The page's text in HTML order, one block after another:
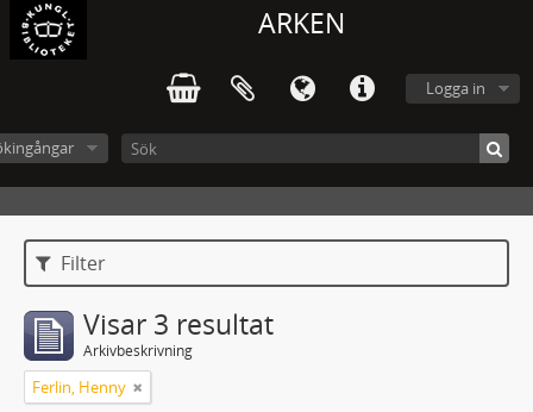
ARKEN
Logga in
Filter
Visar 3 resultat
Arkivbeskrivning
Ferlin, Henny